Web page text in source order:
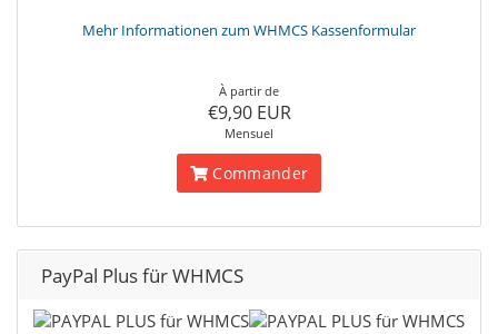
Mehr Informationen zum WHMCS Kassenformular
À partir de
€9,90 EUR
Mensuel
Commander
PayPal Plus für WHMCS